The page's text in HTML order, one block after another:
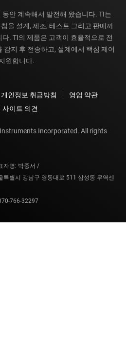
안 계속해서 발전해 왔습니다. TI는
을 설계, 제조, 테스트 그리고 판매까
. TI의 제품은 고객이 효율적으로 전
감지 후 전송하고, 설계에서 핵심 제어
원합니다.
개인정보 취급방침
영업 약관
사이트 의견
Incorporated. All rights
자명: 박중서 /
별시 강남구 영동대로 511 삼성동 무역센
766-32297